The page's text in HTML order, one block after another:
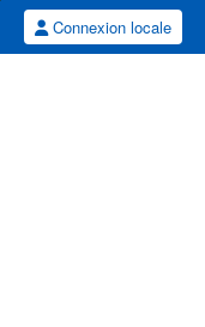
Connexion locale